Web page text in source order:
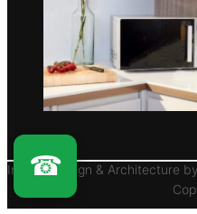
Interior Design & Architecture by
☎